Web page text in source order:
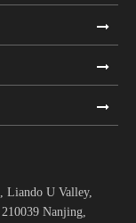
Liando U Valley,
Nanjing,